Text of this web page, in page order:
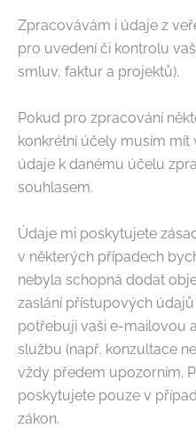
Zpracovávám i údaje z
pro uvedení či kontrolu
smluv, faktur a projektů).
Pokud pro zpracování
konkrétní účely musím mít
údaje k danému účelu
souhlasem.
Údaje mi poskytujete
v některých případech
nebyla schopná dodat
zaslání přístupových
potřebuji vaši e-mailovou
službu (např. konzultace
vždy předem upozorním.
poskytujete pouze v
zákon.